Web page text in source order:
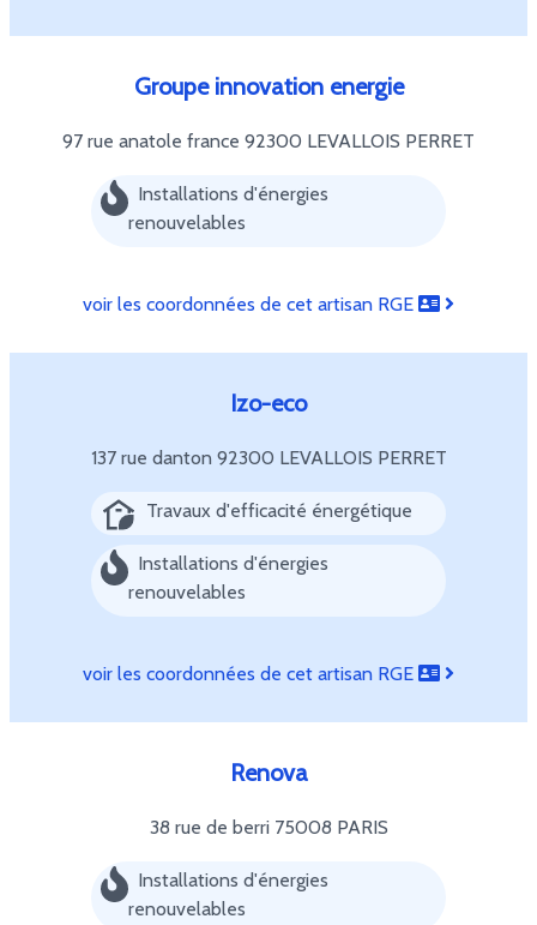
Groupe innovation energie
97 rue anatole france 92300 LEVALLOIS PERRET
Installations d'énergies
renouvelables
voir les coordonnées de cet artisan RGE
Izo-eco
137 rue danton 92300 LEVALLOIS PERRET
Travaux d'efficacité énergétique
Installations d'énergies
renouvelables
voir les coordonnées de cet artisan RGE
Renova
38 rue de berri 75008 PARIS
Installations d'énergies
renouvelables